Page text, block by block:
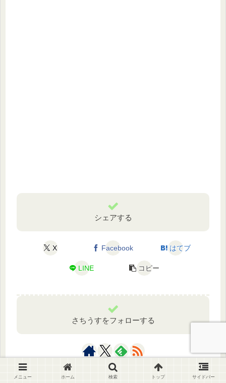
シェアする
X Facebook はてブ
LINE コピー
さちうすをフォローする
メニュー ホーム 検索 トップ サイドバー